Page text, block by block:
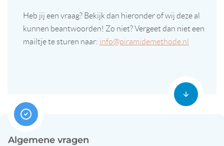
Heb jij een vraag? Bekijk dan hieronder of wij deze al
kunnen beantwoorden! Zo niet? Vergeet dan niet een
mailtje te sturen naar: info@piramidemethode.nl
Algemene vragen